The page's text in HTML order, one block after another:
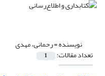
نویسنده =رحمانی، مهدی
تعداد مقالات: 1